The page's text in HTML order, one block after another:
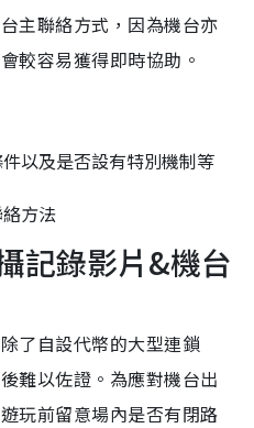
主聯絡方式，因為機台亦
較容易獲得即時協助。
以及是否設有特別機制等
方法
記錄影片&機台
了自設代幣的大型連鎖
難以佐證。為應對機台出
玩前留意場內是否有閉路